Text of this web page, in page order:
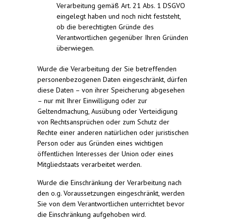
Verarbeitung gemäß Art. 21 Abs. 1 DSGVO
eingelegt haben und noch nicht feststeht,
ob die berechtigten Gründe des
Verantwortlichen gegenüber Ihren Gründen
überwiegen.
Wurde die Verarbeitung der Sie betreffenden
personenbezogenen Daten eingeschränkt, dürfen
diese Daten – von ihrer Speicherung abgesehen
– nur mit Ihrer Einwilligung oder zur
Geltendmachung, Ausübung oder Verteidigung
von Rechtsansprüchen oder zum Schutz der
Rechte einer anderen natürlichen oder juristischen
Person oder aus Gründen eines wichtigen
öffentlichen Interesses der Union oder eines
Mitgliedstaats verarbeitet werden.
Wurde die Einschränkung der Verarbeitung nach
den o.g. Voraussetzungen eingeschränkt, werden
Sie von dem Verantwortlichen unterrichtet bevor
die Einschränkung aufgehoben wird.